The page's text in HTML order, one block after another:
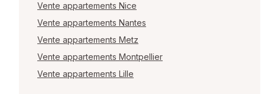
Vente appartements Nice
Vente appartements Nantes
Vente appartements Metz
Vente appartements Montpellier
Vente appartements Lille